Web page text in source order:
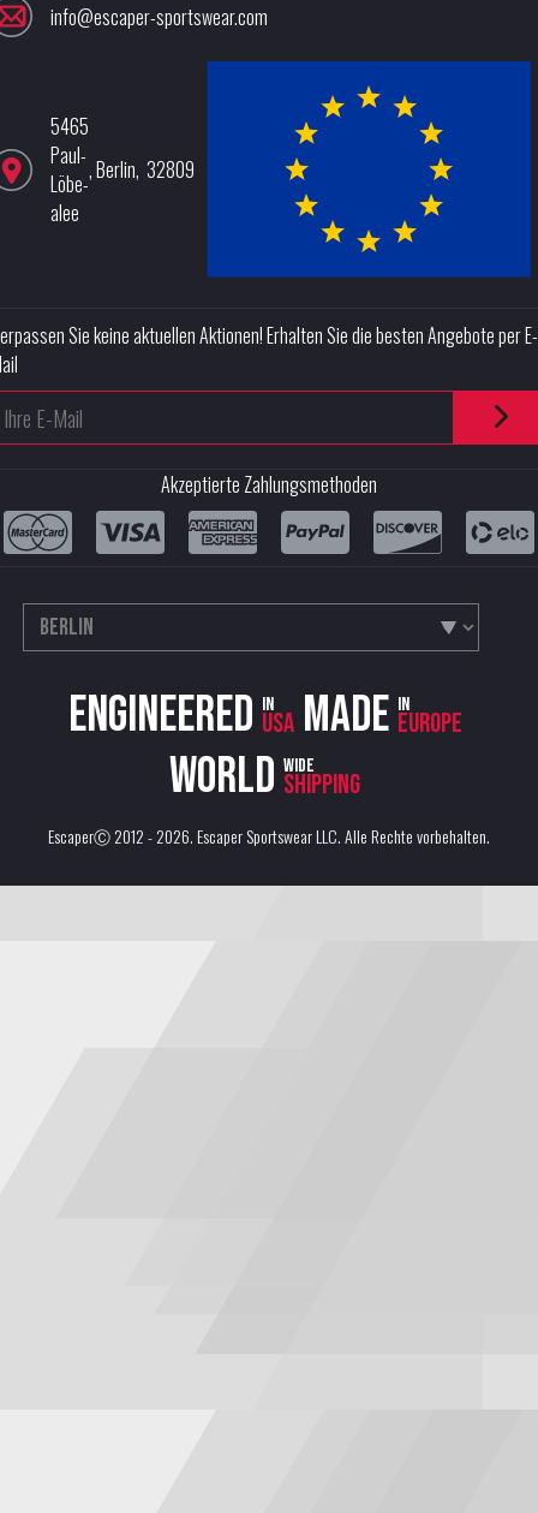
info@escaper-sportswear.com
5465
Paul-
Löbe-
alee
,Berlin, 32809
Sie keine aktuellen Aktionen! Erhalten Sie die besten Angebote per E-
Akzeptierte Zahlungsmethoden
Engineered in
USA Made in
Europe
World wide
shipping
EscaperⒸ 2012 - 2026.Escaper Sportswear LLC. Alle Rechte vorbehalten.